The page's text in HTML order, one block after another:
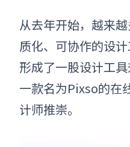
从去年开始，越来
质化、可协作的设
形成了一股设计工
一款名为Pixso的在
计师推崇。